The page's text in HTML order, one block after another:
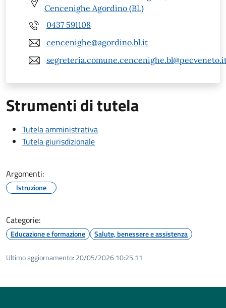
Cencenighe Agordino (BL)
0437 591108
cencenighe@agordino.bl.it
Strumenti di tutela
Tutela amministrativa
Tutela giurisdizionale
Argomenti:
Istruzione
Categorie:
Educazione e formazione Salute, benessere e assistenza
Ultimo aggiornamento: 20/05/2026 10:25.11